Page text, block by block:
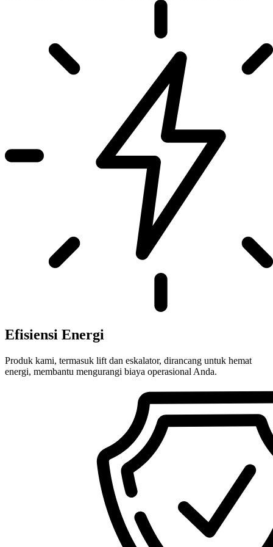
Efisiensi Energi
Produk kami, termasuk lift dan eskalator, dirancang untuk hemat
energi, membantu mengurangi biaya operasional Anda.